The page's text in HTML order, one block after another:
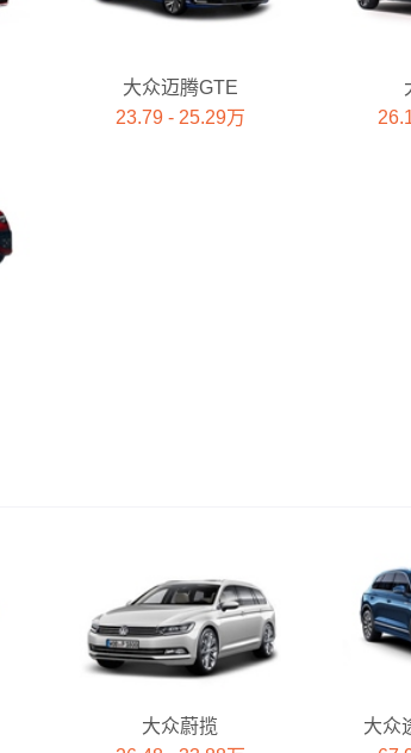
大众迈腾GTE
23.79 - 25.29万
大众蔚揽
大众